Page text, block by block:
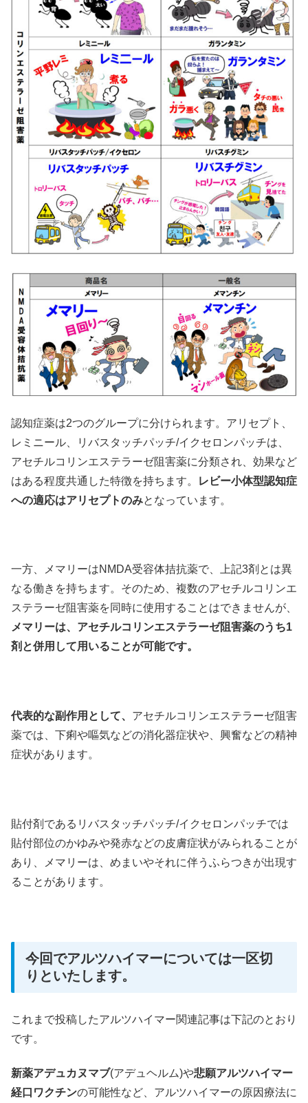
認知症薬は2つのグループに分けられます。アリセプト、
レミニール、リバスタッチパッチ/イクセロンパッチは、
アセチルコリンエステラーゼ阻害薬に分類され、効果など
はある程度共通した特徴を持ちます。
レビー小体型認知症
への適応はアリセプトのみとなっています。
一方、メマリーはNMDA受容体拮抗薬で、上記3剤とは異
なる働きを持ちます。そのため、複数のアセチルコリンエ
ステラーゼ阻害薬を同時に使用することはできませんが、
メマリーは、アセチルコリンエステラーゼ阻害薬のうち1
剤と併用して用いることが可能です。
代表的な副作用として、 アセチルコリンエステラーゼ阻害
薬では、下痢や嘔気などの消化器症状や、興奮などの精神
症状があります。
貼付剤であるリバスタッチパッチ/イクセロンパッチでは
貼付部位のかゆみや発赤などの皮膚症状がみられることが
あり、メマリーは、めまいやそれに伴うふらつきが出現す
ることがあります。
今回でアルツハイマーについては一区切
りといたします。
これまで投稿したアルツハイマー関連記事は下記のとおり
です。
新薬アデュカヌマブ(アデュヘルム)や悲願アルツハイマー
経口ワクチンの可能性など、アルツハイマーの原因療法に